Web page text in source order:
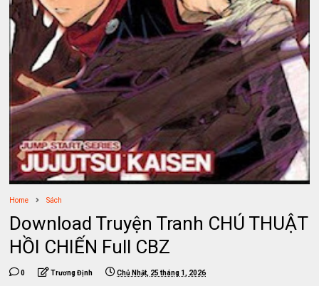
Home Sách
Download Truyện Tranh CHÚ THUẬT
HỒI CHIẾN Full CBZ
0 Trương Định Chủ Nhật, 25 tháng 1, 2026